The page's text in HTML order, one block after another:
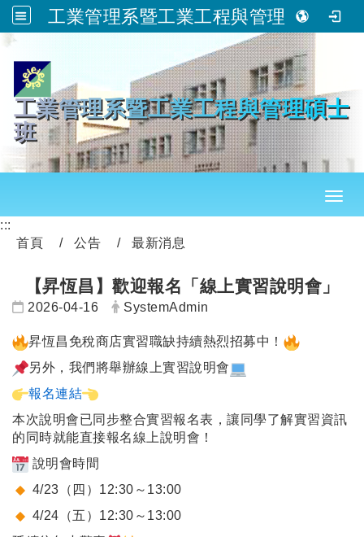
工業管理系暨工業工程與管理碩士班
跳到主要內容
工業管理系暨工業工程與管理碩士
班
:::
首頁
公告 最新消息
【昇恆昌】歡迎報名「線上實習說明會」
日期：
2026-04-16 發布者：
SystemAdmin
昇恆昌免稅商店實習職缺持續熱烈招募中！
另外，我們將舉辦線上實習說明會
報名連結
本次說明會已同步整合實習報名表，讓同學了解實習資訊
的同時就能直接報名線上說明會！
說明會時間
4/23（四）12:30～13:00
4/24（五）12:30～13:00